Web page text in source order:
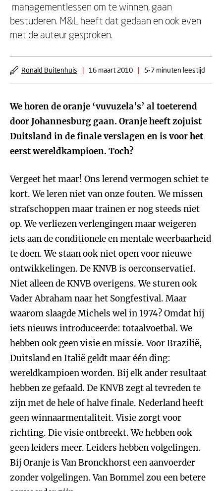
managementlessen om te winnen, gaan
bestuderen. M&L heeft dat gedaan en ook even
met de auteur gesproken.
Ronald Buitenhuis | 16 maart 2010 | 5-7 minuten leestijd
We horen de oranje ‘vuvuzela’s’ al toeterend
door Johannesburg gaan. Oranje heeft zojuist
Duitsland in de finale verslagen en is voor het
eerst wereldkampioen. Toch?
Vergeet het maar! Ons lerend vermogen schiet te
kort. We leren niet van onze fouten. We missen
strafschoppen maar trainen er nog steeds niet
op. We verliezen verlengingen maar weigeren
iets aan de conditionele en mentale weerbaarheid
te doen. We staan ook niet open voor nieuwe
ontwikkelingen. De KNVB is oerconservatief.
Niet alleen de KNVB overigens. We sturen ook
Vader Abraham naar het Songfestival. Maar
waarom slaagde Michels wel in 1974? Omdat hij
iets nieuws introduceerde: totaalvoetbal. We
hebben ook geen visie en missie. Voor Brazilië,
Duitsland en Italië geldt maar één ding:
wereldkampioen worden. Bij elk ander resultaat
hebben ze gefaald. De KNVB zegt al tevreden te
zijn met de hele of halve finale. Nederland heeft
geen winnaarmentaliteit. Visie zorgt voor
richting. Die visie ontbreekt. We hebben ook
geen leiders meer. Leiders hebben volgelingen.
Bij Oranje is Van Bronckhorst een aanvoerder
zonder volgelingen. Van Bommel zou een betere